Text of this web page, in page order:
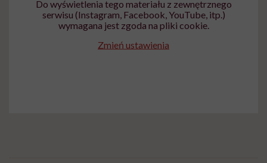
Do wyświetlenia tego materiału z zewnętrznego
serwisu (Instagram, Facebook, YouTube, itp.)
wymagana jest zgoda na pliki cookie.
Zmień ustawienia